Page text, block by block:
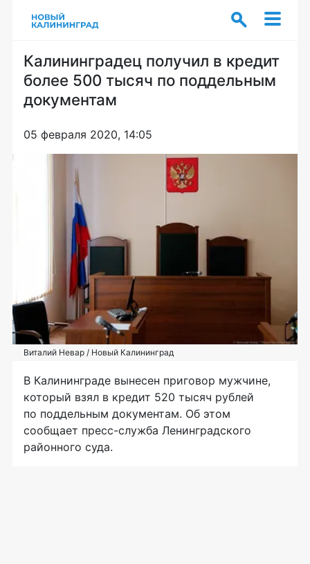
Калининградец получил в кредит
более 500 тысяч по поддельным
документам
05 февраля 2020, 14:05
Виталий Невар / Новый Калининград
В Калининграде вынесен приговор мужчине,
который взял в кредит 520 тысяч рублей
по поддельным документам. Об этом
сообщает пресс-служба Ленинградского
районного суда.